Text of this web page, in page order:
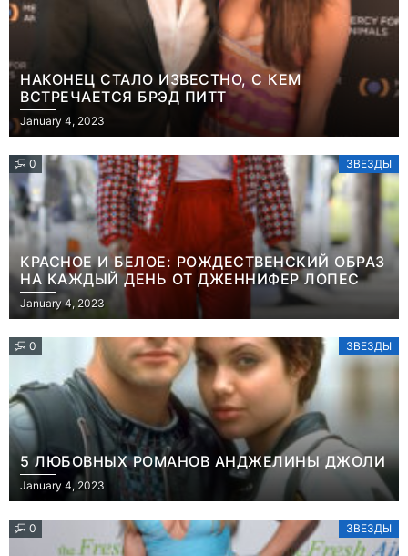
НАКОНЕЦ СТАЛО ИЗВЕСТНО, С КЕМ
ВСТРЕЧАЕТСЯ БРЭД ПИТТ
January 4, 2023
0 ЗВЕЗДЫ
КРАСНОЕ И БЕЛОЕ: РОЖДЕСТВЕНСКИЙ ОБРАЗ
НА КАЖДЫЙ ДЕНЬ ОТ ДЖЕННИФЕР ЛОПЕС
January 4, 2023
0 ЗВЕЗДЫ
5 ЛЮБОВНЫХ РОМАНОВ АНДЖЕЛИНЫ ДЖОЛИ
January 4, 2023
0 ЗВЕЗДЫ